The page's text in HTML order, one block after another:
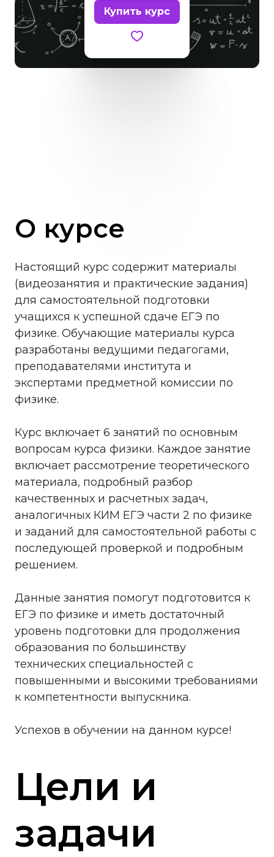
Купить курс
О курсе
Настоящий курс содержит материалы
(видеозанятия и практические задания)
для самостоятельной подготовки
учащихся к успешной сдаче ЕГЭ по
физике. Обучающие материалы курса
разработаны ведущими педагогами,
преподавателями института и
экспертами предметной комиссии по
физике.
Курс включает 6 занятий по основным
вопросам курса физики. Каждое занятие
включает рассмотрение теоретического
материала, подробный разбор
качественных и расчетных задач,
аналогичных КИМ ЕГЭ части 2 по физике
и заданий для самостоятельной работы с
последующей проверкой и подробным
решением.
Данные занятия помогут подготовится к
ЕГЭ по физике и иметь достаточный
уровень подготовки для продолжения
образования по большинству
технических специальностей с
повышенными и высокими требованиями
к компетентности выпускника.
Успехов в обучении на данном курсе!
Цели и
задачи